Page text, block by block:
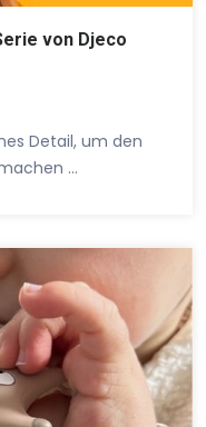
von Djeco
Detail, um den
…